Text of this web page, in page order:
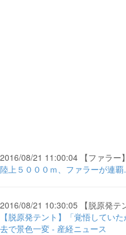
2016/08/21 11:00:04 【ファラー】
陸上５０００ｍ、ファラーが連
2016/08/21 10:30:05 【脱原発テ
【脱原発テント】「覚悟してい
去で景色一変 - 産経ニュース